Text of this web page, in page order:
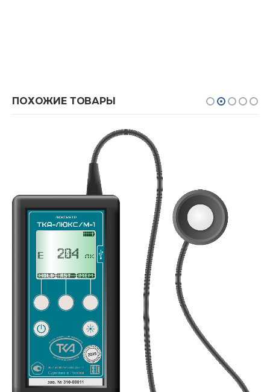
ПОХОЖИЕ ТОВАРЫ
,ФОТОМЕТРЫ И РАДИОМЕТРЫ